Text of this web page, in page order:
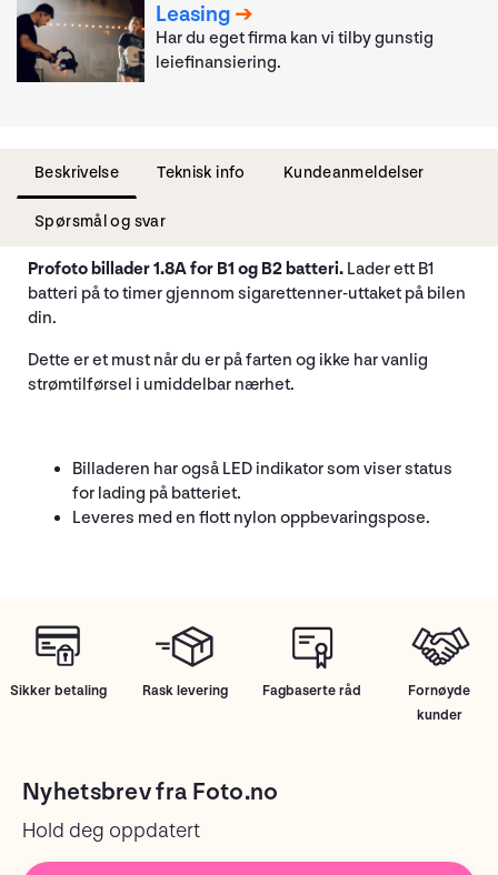
Leasing
Har du eget firma kan vi tilby gunstig
leiefinansiering.
Beskrivelse Teknisk info Kundeanmeldelser
Spørsmål og svar
Profoto billader 1.8A for B1 og B2 batteri. Lader ett B1
batteri på to timer gjennom sigarettenner-uttaket på bilen
din.
Dette er et must når du er på farten og ikke har vanlig
strømtilførsel i umiddelbar nærhet.
Billaderen har også LED indikator som viser status
for lading på batteriet.
Leveres med en flott nylon oppbevaringspose.
Sikker betaling Rask levering Fagbaserte råd
Fornøyde
kunder
Nyhetsbrev fra Foto.no
Hold deg oppdatert